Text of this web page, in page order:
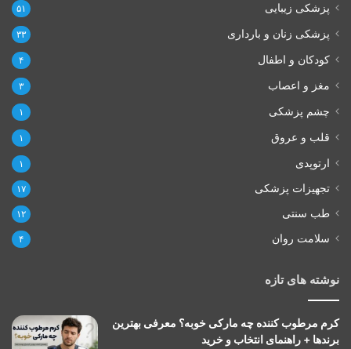
پزشکی زیبایی ۵۱
پزشکی زنان و بارداری ۳۳
کودکان و اطفال ۴
مغز و اعصاب ۳
چشم پزشکی ۱
قلب و عروق ۱
ارتوپدی ۱
تجهیزات پزشکی ۱۷
طب سنتی ۱۲
سلامت روان ۴
نوشته های تازه
کرم مرطوب کننده چه مارکی خوبه؟ معرفی بهترین
برندها + راهنمای انتخاب و خرید